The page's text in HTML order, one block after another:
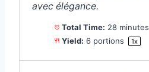
avec élégance.
Total Time: 28 minutes
Yield: 6portions 1x